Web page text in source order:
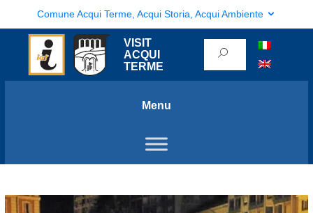
Comune Acqui Terme, Acqui Storia, Acqui Ambiente
VISIT
ACQUI
TERME
Menu